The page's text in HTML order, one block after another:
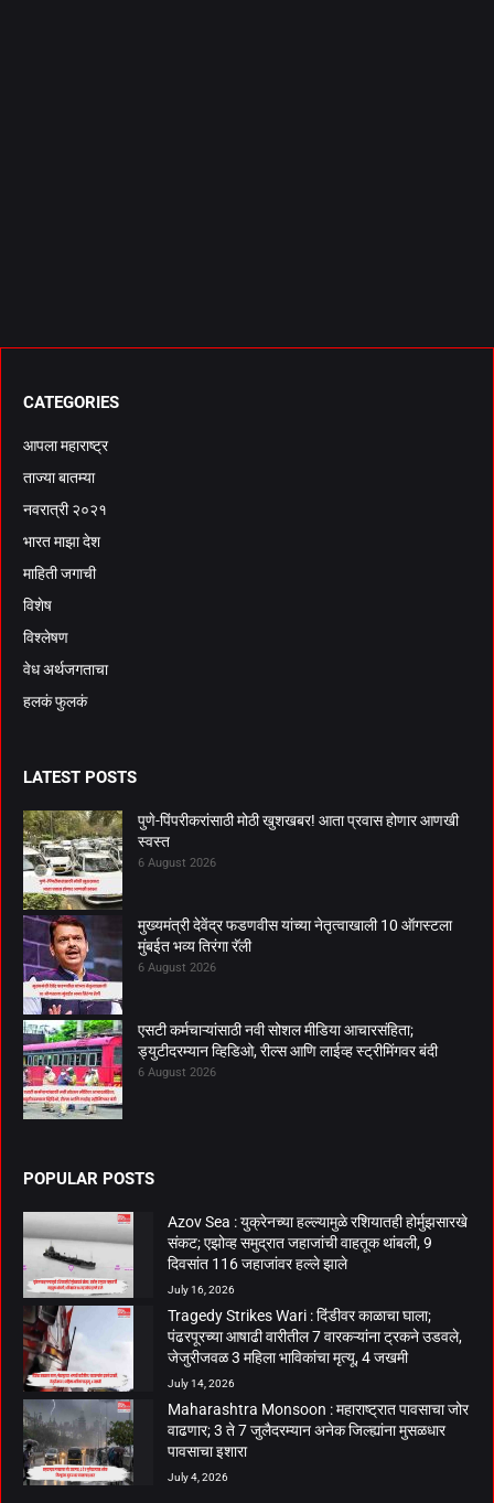
CATEGORIES
आपला महाराष्ट्र
ताज्या बातम्या
नवरात्री २०२१
भारत माझा देश
माहिती जगाची
विशेष
विश्लेषण
वेध अर्थजगताचा
हलकं फुलकं
LATEST POSTS
पुणे-पिंपरीकरांसाठी मोठी खुशखबर! आता प्रवास होणार आणखी
स्वस्त
6 August 2026
मुख्यमंत्री देवेंद्र फडणवीस यांच्या नेतृत्वाखाली 10 ऑगस्टला
मुंबईत भव्य तिरंगा रॅली
6 August 2026
एसटी कर्मचाऱ्यांसाठी नवी सोशल मीडिया आचारसंहिता;
ड्युटीदरम्यान व्हिडिओ, रील्स आणि लाईव्ह स्ट्रीमिंगवर बंदी
6 August 2026
POPULAR POSTS
Azov Sea : युक्रेनच्या हल्ल्यामुळे रशियातही होर्मुझसारखे
संकट; एझोव्ह समुद्रात जहाजांची वाहतूक थांबली, 9
दिवसांत 116 जहाजांवर हल्ले झाले
July 16, 2026
Tragedy Strikes Wari : दिंडीवर काळाचा घाला;
पंढरपूरच्या आषाढी वारीतील 7 वारकऱ्यांना ट्रकने उडवले,
जेजुरीजवळ 3 महिला भाविकांचा मृत्यू, 4 जखमी
July 14, 2026
Maharashtra Monsoon : महाराष्ट्रात पावसाचा जोर
वाढणार; 3 ते 7 जुलैदरम्यान अनेक जिल्ह्यांना मुसळधार
पावसाचा इशारा
July 4, 2026